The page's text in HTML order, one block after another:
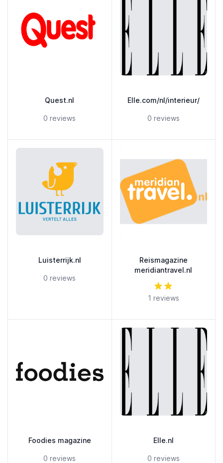
Quest.nl
5 out of 5 stars
0 reviews
Elle.com/nl/interieur/
5 out of 5 stars
0 reviews
Luisterrijk.nl
5 out of 5 stars
0 reviews
Reismagazine
meridiantravel.nl
5 out of 5 stars
1 reviews
Foodies magazine
5 out of 5 stars
0 reviews
Elle.nl
5 out of 5 stars
0 reviews